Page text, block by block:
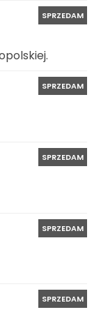
SPRZEDAM
SPRZEDAM
SPRZEDAM
SPRZEDAM
SPRZEDAM